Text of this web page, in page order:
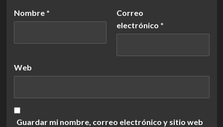
Nombre *
Correo
electrónico *
Web
Guardar mi nombre, correo electrónico y sitio web